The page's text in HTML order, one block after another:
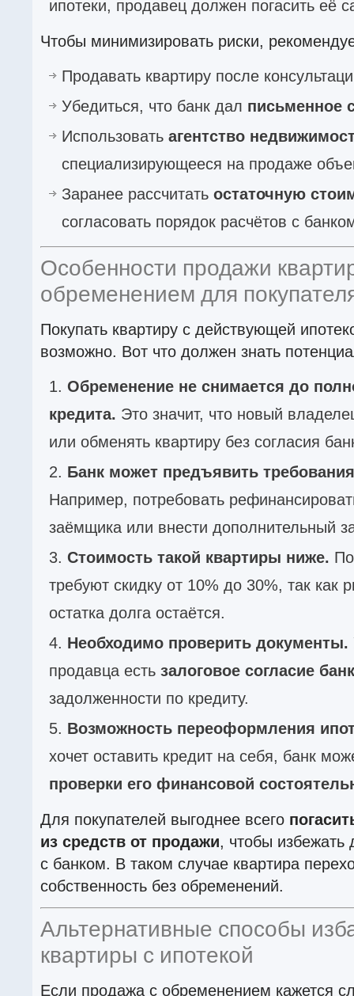
ипотеки, продавец должен погасить её
Чтобы минимизировать риски,
Продавать квартиру после
Убедиться, что банк дал письменное
Использовать агентство
специализирующееся на продаже
Заранее рассчитать остаточную
согласовать порядок расчётов с
Особенности продажи
обременением для
Покупать квартиру с действующей
возможно. Вот что должен знать
Обременение не снимается до
кредита. Это значит, что новый
или обменять квартиру без согласия
Банк может предъявить
Например, потребовать
заёмщика или внести дополнительный
Стоимость такой квартиры ниже.
требуют скидку от 10% до 30%, так как
остатка долга остаётся.
Необходимо проверить документы.
продавца есть залоговое согласие
задолженности по кредиту.
Возможность переоформления
хочет оставить кредит на себя, банк
проверки его финансовой
Для покупателей выгоднее всего
из средств от продажи, чтобы
с банком. В таком случае квартира
собственность без обременений.
Альтернативные способы
квартиры с ипотекой
Если продажа с обременением кажется